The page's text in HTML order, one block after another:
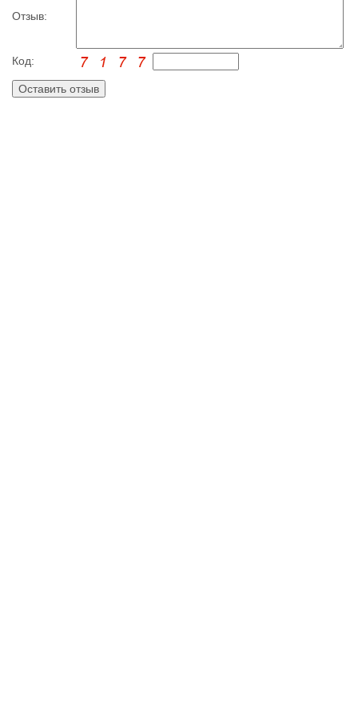
Отзыв:
Код: